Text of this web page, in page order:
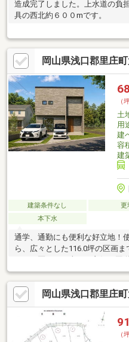
造成完了しました。上水道の負
具の西北約６００mです。
岡山県浅口郡里庄
（
土
用
建
容
建
建築条件なし 更
本下水
通学、通勤にも便利な好立地！
ら、広々とした116.0坪の区画
り、利便性と将来性を兼ね備え
せんか。
岡山県浅口郡里庄
（